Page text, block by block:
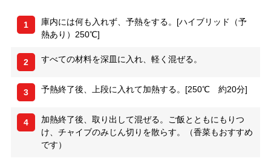
1
庫内には何も入れず、予熱をする。[ハイブリッド（予
熱あり）250℃]
2 すべての材料を深皿に入れ、軽く混ぜる。
3 予熱終了後、上段に入れて加熱する。[250℃ 約20分]
4
加熱終了後、取り出して混ぜる。ご飯とともにもりつ
け、チャイブのみじん切りを散らす。（香菜もおすすめ
です）